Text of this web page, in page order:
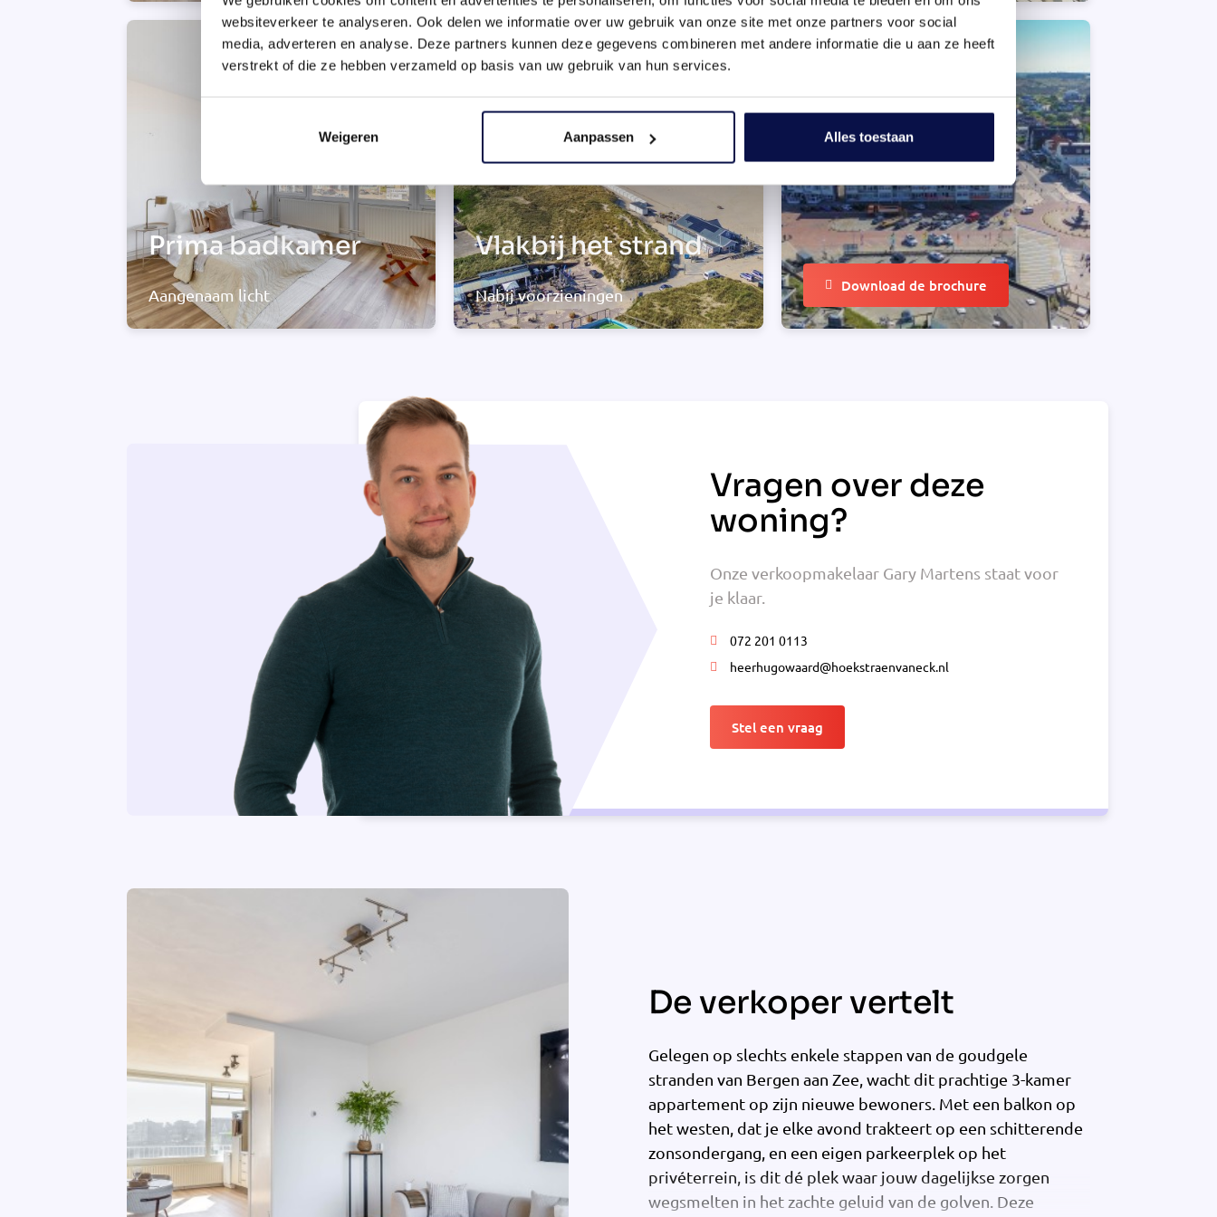
websiteverkeer te analyseren. Ook delen we informatie over uw gebruik van onze site met onze partners voor social
media, adverteren en analyse. Deze partners kunnen deze gegevens combineren met andere informatie die u aan ze heeft
verstrekt of die ze hebben verzameld op basis van uw gebruik van hun services.
Weigeren Aanpassen Alles toestaan
Prima badkamer
Aangenaam licht
Vlakbij het strand
Nabij voorzieningen
Download de brochure
Vragen over deze
woning?
Onze verkoopmakelaar Gary Martens staat voor
je klaar.
072 201 0113
heerhugowaard@hoekstraenvaneck.nl
Stel een vraag
De verkoper vertelt
Gelegen op slechts enkele stappen van de goudgele
stranden van Bergen aan Zee, wacht dit prachtige 3-kamer
appartement op zijn nieuwe bewoners. Met een balkon op
het westen, dat je elke avond trakteert op een schitterende
zonsondergang, en een eigen parkeerplek op het
privéterrein, is dit dé plek waar jouw dagelijkse zorgen
wegsmelten in het zachte geluid van de golven. Deze